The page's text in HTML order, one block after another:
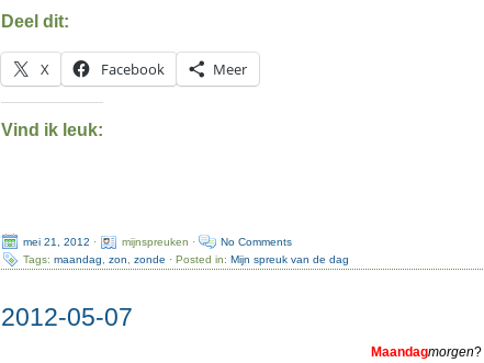
Deel dit:
X Facebook Meer
Vind ik leuk:
mei 21, 2012 · mijnspreuken ·
No Comments
Tags:maandag ,zon ,zonde · Posted in:Mijn spreuk van de dag
2012-05-07
Maandagmorgen?